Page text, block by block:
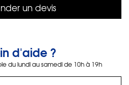
un devis
d'aide ?
du lundi au samedi de 10h à 19h